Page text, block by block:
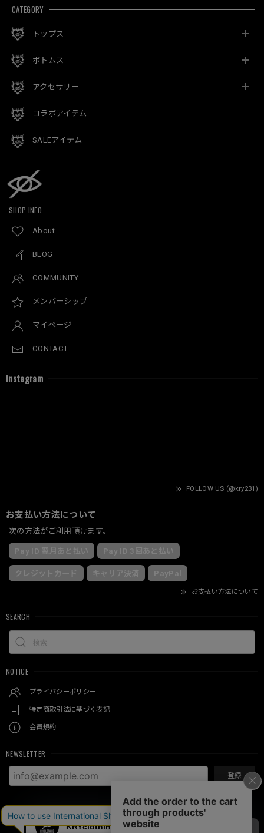
CATEGORY
トップス
ボトムス
アクセサリー
コラボアイテム
SALEアイテム
SHOP INFO
About
BLOG
COMMUNITY
メンバーシップ
マイページ
CONTACT
Instagram
FOLLOW US (@kry231)
お支払い方法について
次の方法がご利用頂けます。
Pay ID 翌月あと払い Pay ID 3回あと払い
クレジットカード キャリア決済 PayPal
お支払い方法について
SEARCH
NOTICE
プライバシーポリシー
特定商取引法に基づく表記
会員規約
NEWSLETTER
登録